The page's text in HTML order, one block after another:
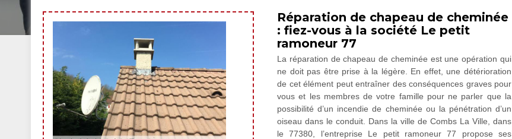
Réparation de chapeau de cheminée
: fiez-vous à la société Le petit
ramoneur 77
La réparation de chapeau de cheminée est une opération qui
ne doit pas être prise à la légère. En effet, une détérioration
de cet élément peut entraîner des conséquences graves pour
vous et les membres de votre famille pour ne parler que la
possibilité d’un incendie de cheminée ou la pénétration d’un
oiseau dans le conduit. Dans la ville de Combs La Ville, dans
le 77380, l’entreprise Le petit ramoneur 77 propose ses